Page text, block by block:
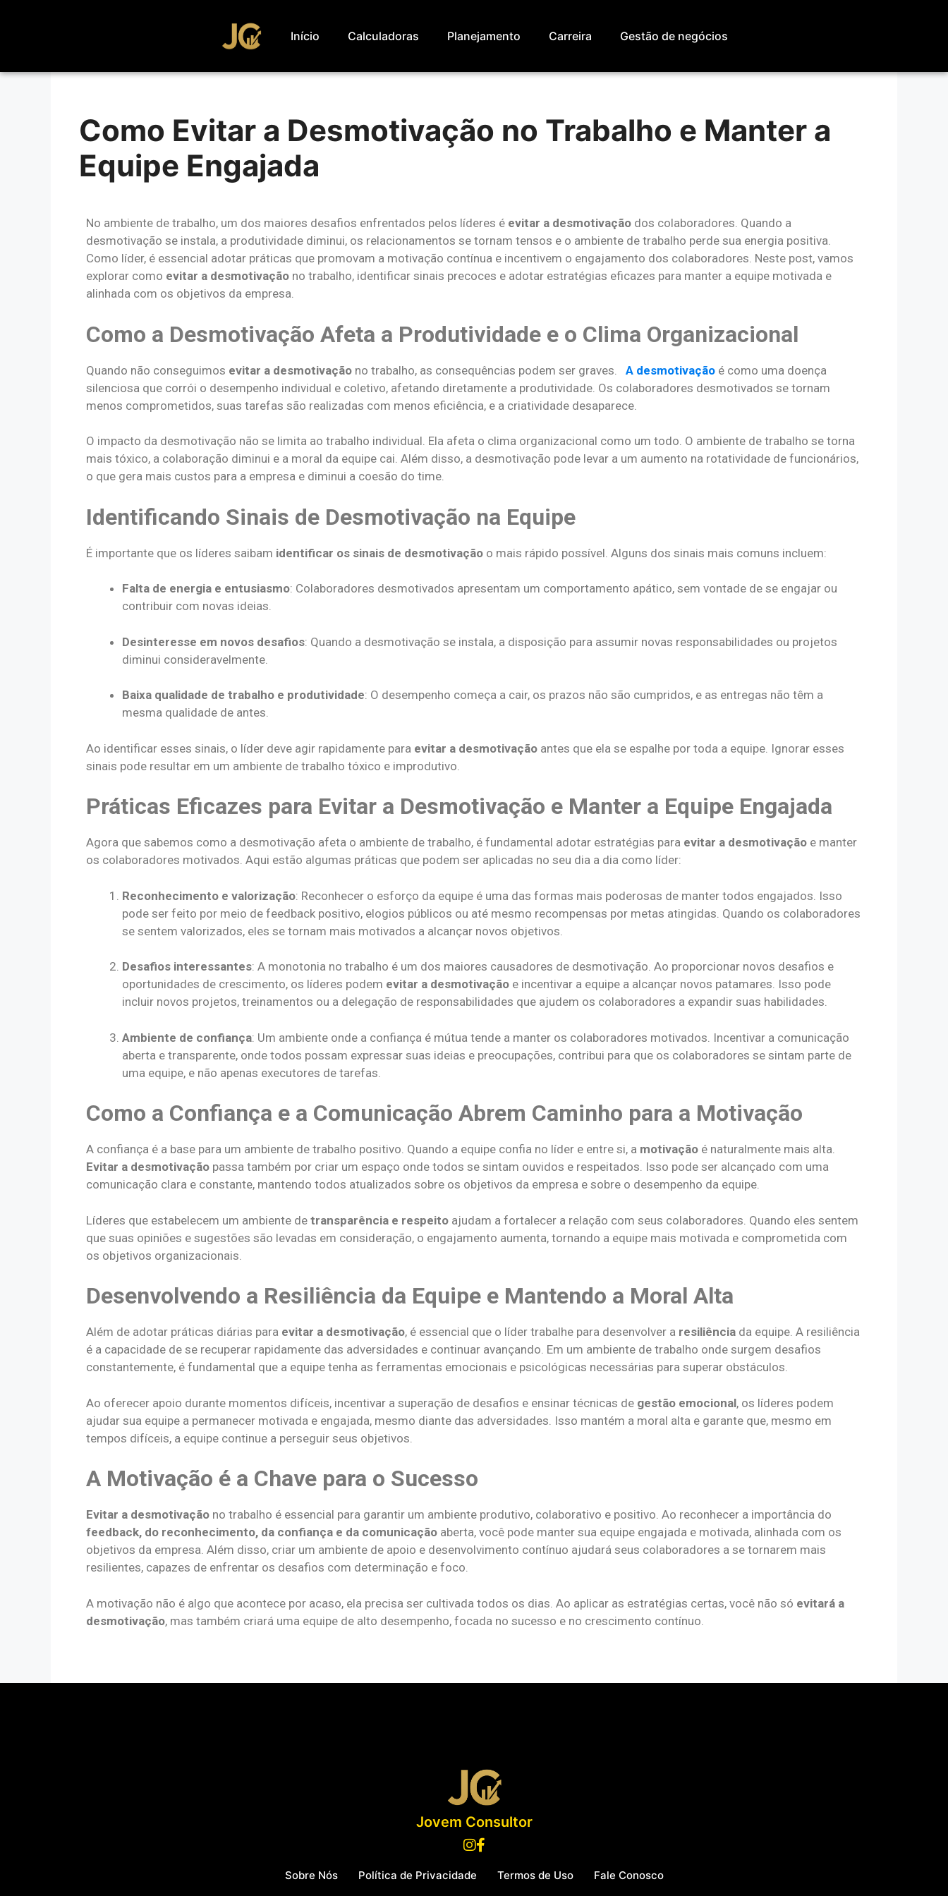
Início Calculadoras Planejamento Carreira Gestão de negócios
Como Evitar a Desmotivação no Trabalho e Manter a
Equipe Engajada
No ambiente de trabalho, um dos maiores desafios enfrentados pelos líderes é evitar a desmotivação dos colaboradores. Quando a
desmotivação se instala, a produtividade diminui, os relacionamentos se tornam tensos e o ambiente de trabalho perde sua energia positiva.
Como líder, é essencial adotar práticas que promovam a motivação contínua e incentivem o engajamento dos colaboradores. Neste post, vamos
explorar como evitar a desmotivação no trabalho, identificar sinais precoces e adotar estratégias eficazes para manter a equipe motivada e
alinhada com os objetivos da empresa.
Como a Desmotivação Afeta a Produtividade e o Clima Organizacional
Quando não conseguimos evitar a desmotivação no trabalho, as consequências podem ser graves. A desmotivação é como uma doença
silenciosa que corrói o desempenho individual e coletivo, afetando diretamente a produtividade. Os colaboradores desmotivados se tornam
menos comprometidos, suas tarefas são realizadas com menos eficiência, e a criatividade desaparece.
O impacto da desmotivação não se limita ao trabalho individual. Ela afeta o clima organizacional como um todo. O ambiente de trabalho se torna
mais tóxico, a colaboração diminui e a moral da equipe cai. Além disso, a desmotivação pode levar a um aumento na rotatividade de funcionários,
o que gera mais custos para a empresa e diminui a coesão do time.
Identificando Sinais de Desmotivação na Equipe
É importante que os líderes saibam identificar os sinais de desmotivação o mais rápido possível. Alguns dos sinais mais comuns incluem:
Falta de energia e entusiasmo: Colaboradores desmotivados apresentam um comportamento apático, sem vontade de se engajar ou
contribuir com novas ideias.
Desinteresse em novos desafios: Quando a desmotivação se instala, a disposição para assumir novas responsabilidades ou projetos
diminui consideravelmente.
Baixa qualidade de trabalho e produtividade: O desempenho começa a cair, os prazos não são cumpridos, e as entregas não têm a
mesma qualidade de antes.
Ao identificar esses sinais, o líder deve agir rapidamente para evitar a desmotivação antes que ela se espalhe por toda a equipe. Ignorar esses
sinais pode resultar em um ambiente de trabalho tóxico e improdutivo.
Práticas Eficazes para Evitar a Desmotivação e Manter a Equipe Engajada
Agora que sabemos como a desmotivação afeta o ambiente de trabalho, é fundamental adotar estratégias para evitar a desmotivação e manter
os colaboradores motivados. Aqui estão algumas práticas que podem ser aplicadas no seu dia a dia como líder:
Reconhecimento e valorização: Reconhecer o esforço da equipe é uma das formas mais poderosas de manter todos engajados. Isso
pode ser feito por meio de feedback positivo, elogios públicos ou até mesmo recompensas por metas atingidas. Quando os colaboradores
se sentem valorizados, eles se tornam mais motivados a alcançar novos objetivos.
Desafios interessantes: A monotonia no trabalho é um dos maiores causadores de desmotivação. Ao proporcionar novos desafios e
oportunidades de crescimento, os líderes podem evitar a desmotivação e incentivar a equipe a alcançar novos patamares. Isso pode
incluir novos projetos, treinamentos ou a delegação de responsabilidades que ajudem os colaboradores a expandir suas habilidades.
Ambiente de confiança: Um ambiente onde a confiança é mútua tende a manter os colaboradores motivados. Incentivar a comunicação
aberta e transparente, onde todos possam expressar suas ideias e preocupações, contribui para que os colaboradores se sintam parte de
uma equipe, e não apenas executores de tarefas.
Como a Confiança e a Comunicação Abrem Caminho para a Motivação
A confiança é a base para um ambiente de trabalho positivo. Quando a equipe confia no líder e entre si, a motivação é naturalmente mais alta.
Evitar a desmotivação passa também por criar um espaço onde todos se sintam ouvidos e respeitados. Isso pode ser alcançado com uma
comunicação clara e constante, mantendo todos atualizados sobre os objetivos da empresa e sobre o desempenho da equipe.
Líderes que estabelecem um ambiente de transparência e respeito ajudam a fortalecer a relação com seus colaboradores. Quando eles sentem
que suas opiniões e sugestões são levadas em consideração, o engajamento aumenta, tornando a equipe mais motivada e comprometida com
os objetivos organizacionais.
Desenvolvendo a Resiliência da Equipe e Mantendo a Moral Alta
Além de adotar práticas diárias para evitar a desmotivação, é essencial que o líder trabalhe para desenvolver a resiliência da equipe. A resiliência
é a capacidade de se recuperar rapidamente das adversidades e continuar avançando. Em um ambiente de trabalho onde surgem desafios
constantemente, é fundamental que a equipe tenha as ferramentas emocionais e psicológicas necessárias para superar obstáculos.
Ao oferecer apoio durante momentos difíceis, incentivar a superação de desafios e ensinar técnicas de gestão emocional, os líderes podem
ajudar sua equipe a permanecer motivada e engajada, mesmo diante das adversidades. Isso mantém a moral alta e garante que, mesmo em
tempos difíceis, a equipe continue a perseguir seus objetivos.
A Motivação é a Chave para o Sucesso
Evitar a desmotivação no trabalho é essencial para garantir um ambiente produtivo, colaborativo e positivo. Ao reconhecer a importância do
feedback, do reconhecimento, da confiança e da comunicação aberta, você pode manter sua equipe engajada e motivada, alinhada com os
objetivos da empresa. Além disso, criar um ambiente de apoio e desenvolvimento contínuo ajudará seus colaboradores a se tornarem mais
resilientes, capazes de enfrentar os desafios com determinação e foco.
A motivação não é algo que acontece por acaso, ela precisa ser cultivada todos os dias. Ao aplicar as estratégias certas, você não só evitará a
desmotivação, mas também criará uma equipe de alto desempenho, focada no sucesso e no crescimento contínuo.
Jovem Consultor
Sobre Nós Política de Privacidade Termos de Uso Fale Conosco